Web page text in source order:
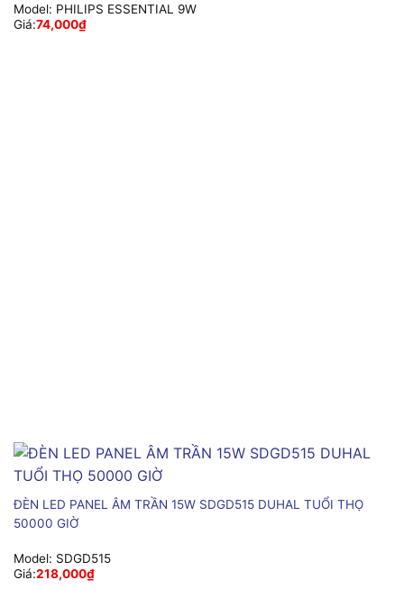
Model: PHILIPS ESSENTIAL 9W
Giá:74,000₫
ĐÈN LED PANEL ÂM TRẦN 15W SDGD515 DUHAL TUỔI THỌ
50000 GIỜ
Model: SDGD515
Giá:218,000₫